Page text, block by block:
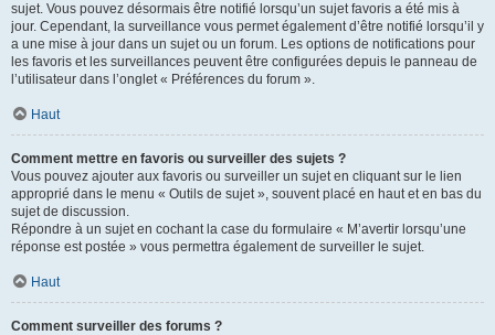
sujet. Vous pouvez désormais être notifié lorsqu’un sujet favoris a été mis à
jour. Cependant, la surveillance vous permet également d’être notifié lorsqu’il y
a une mise à jour dans un sujet ou un forum. Les options de notifications pour
les favoris et les surveillances peuvent être configurées depuis le panneau de
l’utilisateur dans l’onglet « Préférences du forum ».
Haut
Comment mettre en favoris ou surveiller des sujets ?
Vous pouvez ajouter aux favoris ou surveiller un sujet en cliquant sur le lien
approprié dans le menu « Outils de sujet », souvent placé en haut et en bas du
sujet de discussion.
Répondre à un sujet en cochant la case du formulaire « M’avertir lorsqu’une
réponse est postée » vous permettra également de surveiller le sujet.
Haut
Comment surveiller des forums ?